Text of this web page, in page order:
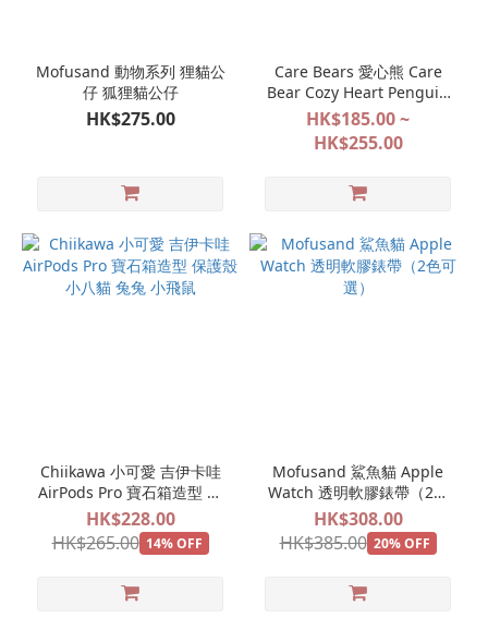
Mofusand 動物系列 狸貓公
仔 狐狸貓公仔
HK$275.00
Care Bears 愛心熊 Care
Bear Cozy Heart Penguin
企鵝 公仔／公仔掛飾
HK$185.00 ~
HK$255.00
Chiikawa 小可愛 吉伊卡哇
AirPods Pro 寶石箱造型 保
護殼 小八貓 兔兔 小飛鼠
HK$228.00
HK$265.00 14% OFF
Mofusand 鯊魚貓 Apple
Watch 透明軟膠錶帶（2色
可選）
HK$308.00
HK$385.00 20% OFF